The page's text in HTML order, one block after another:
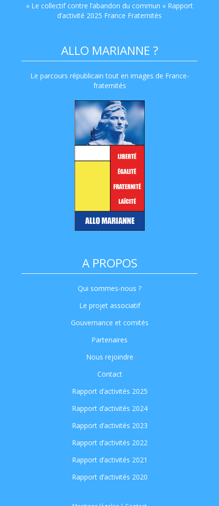
« Le collectif contre l’abandon du commun » Rapport
d’activité 2025 France Fraternités
ALLO MARIANNE ?
Le parcours républicain tout en images de France-
fraternités
A PROPOS
Qui sommes-nous ?
Le projet associatif
Gouvernance et comités
Partenaires
Nous rejoindre
Contact
Rapport d’activités 2025
Rapport d’activités 2024
Rapport d’activités 2023
Rapport d’activités 2022
Rapport d’activités 2021
Rapport d’activités 2020